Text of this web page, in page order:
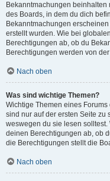
Bekanntmachungen
des Boards, in dem du dich
Bekanntmachungen
erstellt wurden. Wie bei
Berechtigungen ab, ob du
Berechtigungen werden von
Nach oben
Was sind wichtige Themen?
Wichtige Themen eines
sind nur auf der ersten Seite zu
weswegen du sie lesen
deinen Berechtigungen ab, ob
die Berechtigungen stellt die
Nach oben